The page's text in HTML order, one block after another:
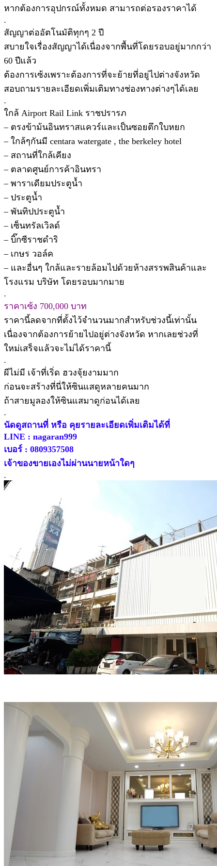
หากต้องการอุปกรณ์ทั้งหมด สามารถต่อรองราคาได้
.
สัญญาต่ออัตโนมัติทุกๆ 2 ปี
สบายใจเรื่องสัญญาได้เนื่องจากพื้นที่โดยรอบอยู่มากกว่า
60 ปีแล้ว
ต้องการเซ้งเพราะต้องการที่จะย้ายที่อยู่ไปต่างจังหวัด
สอบถามรายละเอียดเพิ่มเติมทางช่องทางต่างๆได้เลย
.
ใกล้ Airport Rail Link ราชปรารภ
– ตรงข้าม้นอินทราสแควร์และเป็นซอยตึกใบหยก
– ใกล้ๆกันมี centara watergate , the berkeley hotel
– สถานที่ใกล้เคียง
– ตลาดศูนย์การค้าอินทรา
– พาราเดียมประตูน้ำ
– ประตูน้ำ
– พันทิปประตูน้ำ
– เซ็นทรัลเวิลด์
– บิ๊กซีราชดำริ
– เกษร วอล์ค
– และอื่นๆ ใกล้และรายล้อมไปด้วยห้างสรรพสินค้าและ
โรงแรม บริษัท โดยรอบมากมาย
.
ราคาเซ้ง 700,000 บาท
ราคานี้ลดจากที่ตั้งไว้จำนวนมากสำหรับช่วงนี้เท่านั้น
เนื่องจากต้องการย้ายไปอยู่ต่างจังหวัด หากเลยช่วงที่
ใหม่เสร็จแล้วจะไม่ได้ราคานี้
.
ผีไม่มี เจ้าที่เริ่ด ฮวงจุ้ยงามมาก
ก่อนจะสร้างที่นี่ให้ซินแสดูหลายคนมาก
ถ้าสายมูลองให้ซินแสมาดูก่อนได้เลย
.
นัดดูสถานที่ หรือ คุยรายละเอียดเพิ่มเติมได้ที่
LINE : nagaran999
เบอร์ : 0809357508
เจ้าของขายเองไม่ผ่านนายหน้าใดๆ
.